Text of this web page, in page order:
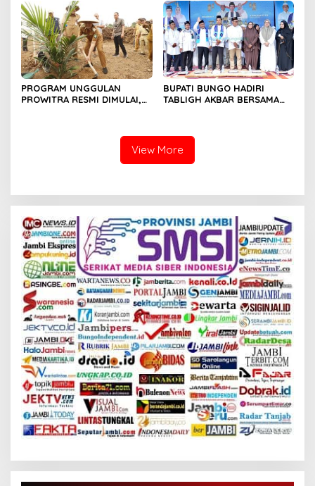
PROGRAM UNGGULAN
PROWITRA RESMI DIMULAI,
BUPATI BUNGO HADIRI
TABLIGH AKBAR BERSAMA
View More